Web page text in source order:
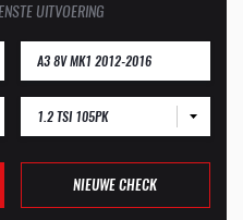
UITVOERING
1.2 TSI 105PK
NIEUWE CHECK